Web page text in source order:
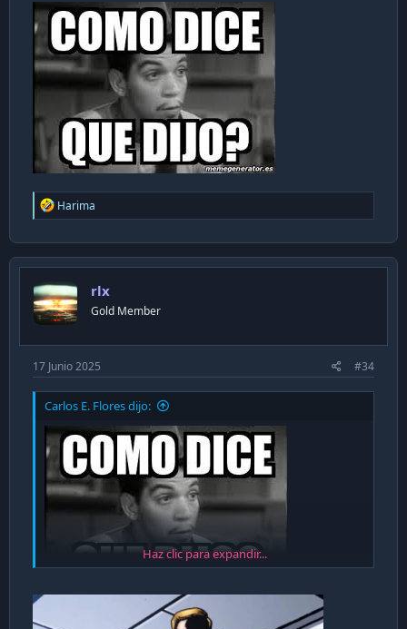
R
e
c
t
o
n
s
Harima
rlx
Gold Member
17 Junio 2025 #34
Carlos E. Flores dijo:
Haz clic para expandir...